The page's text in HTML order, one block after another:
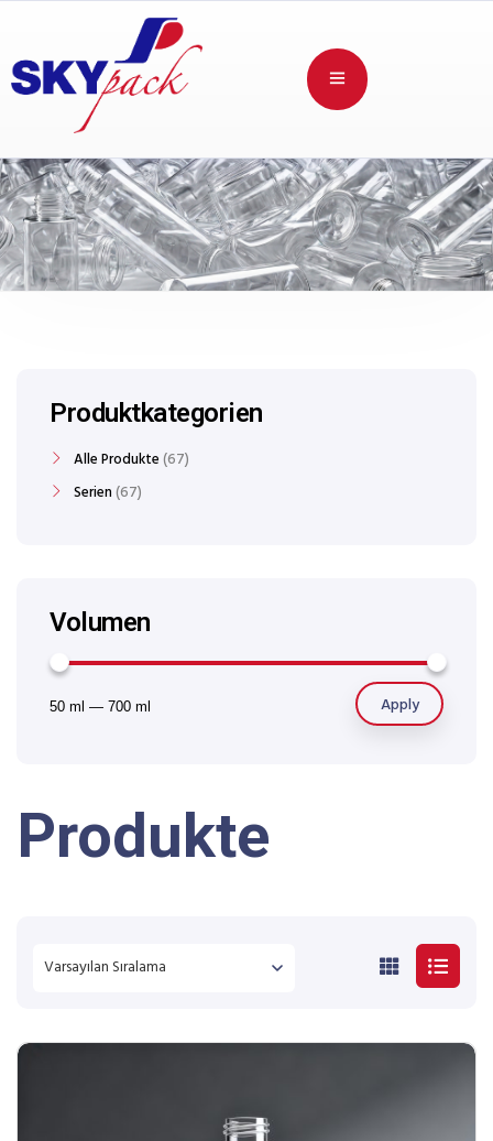
Produkte
Produktkategorien
Alle Produkte 67
Serien 67
Volumen
Apply
50 ml — 700 ml